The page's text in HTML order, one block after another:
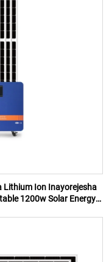
Lithium Ion Inayorejesha
1200w Solar Energy